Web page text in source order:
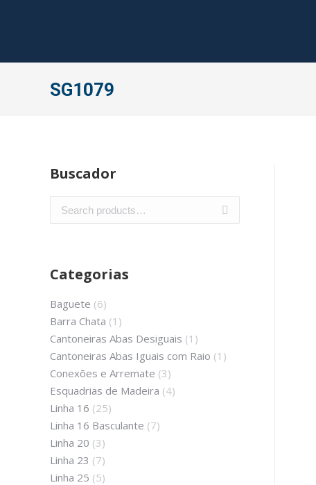
SG1079
Buscador
Categorias
Baguete (6)
Barra Chata (1)
Cantoneiras Abas Desiguais (1)
Cantoneiras Abas Iguais com Raio (1)
Conexões e Arremate (3)
Esquadrias de Madeira (4)
Linha 16 (25)
Linha 16 Basculante (7)
Linha 20 (3)
Linha 23 (7)
Linha 25 (5)